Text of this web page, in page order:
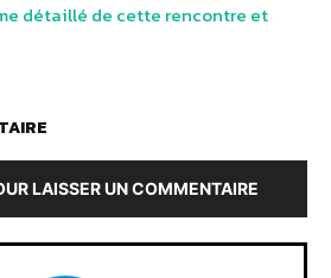
détaillé de cette rencontre et
LAISSER UN COMMENTAIRE